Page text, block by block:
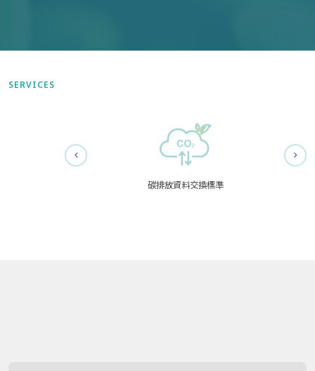
SERVICES
碳排放資料交換標準